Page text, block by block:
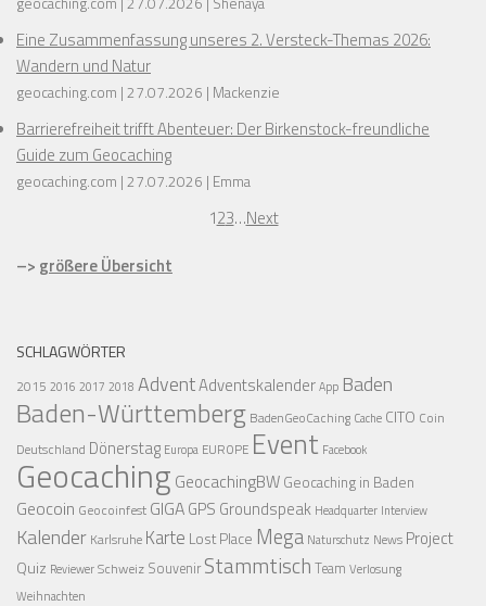
Eine Zusammenfassung unseres 2. Versteck-Themas 2026:
Wandern und Natur
geocaching.com 27.07.2026 Mackenzie
Barrierefreiheit trifft Abenteuer: Der Birkenstock-freundliche
Guide zum Geocaching
geocaching.com 27.07.2026 Emma
123…Next
–> größere Übersicht
SCHLAGWÖRTER
2015 2016 2017 2018 AdventAdventskalenderApp Baden
Baden-Württemberg BadenGeoCaching Cache CITO Coin
Deutschland Dönerstag Europa EUROPE Event Facebook
Geocaching GeocachingBW Geocaching in Baden
Geocoin Geocoinfest GIGAGPS Groundspeak Headquarter Interview
Kalender Karlsruhe Karte Lost Place Mega Naturschutz News Project
Quiz ReviewerSchweiz Souvenir Stammtisch Team Verlosung
Weihnachten